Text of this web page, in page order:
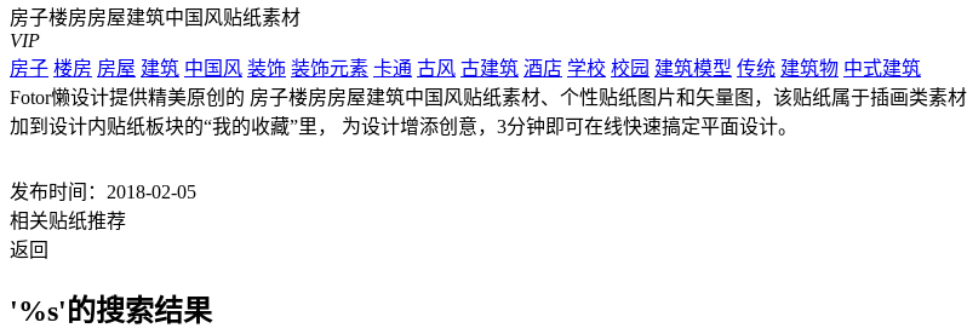
房子楼房房屋建筑中国风贴纸素材
VIP
房子 楼房 房屋 建筑 中国风 装饰 装饰元素 卡通 古风 古建筑 酒店 学校 校园 建筑模型 传统 建筑物 中式建筑
Fotor懒设计提供精美原创的 房子楼房房屋建筑中国风贴纸素材、个性贴纸图片和矢量图，该贴纸属于插画类素
加到设计内贴纸板块的“我的收藏”里， 为设计增添创意，3分钟即可在线快速搞定平面设计。
发布时间：2018-02-05
相关贴纸推荐
返回
'%s'的搜索结果